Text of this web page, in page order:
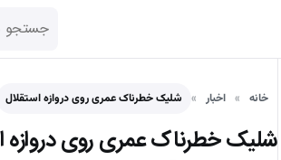
خانه اخبار شلیک خطرناک عمری روی دروازه استقلال
شلیک خطرناک عمری روی دروازه